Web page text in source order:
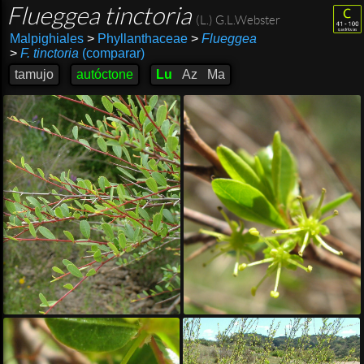
Flueggea tinctoria (L.) G.L.Webster
Malpighiales >Phyllanthaceae > Flueggea
> F. tinctoria (comparar)
tamujo
autóctone Lu Az Ma